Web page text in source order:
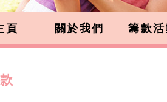
頁 關於我們 籌款